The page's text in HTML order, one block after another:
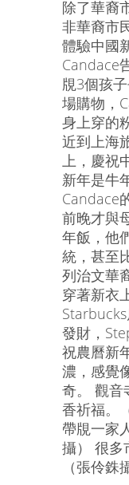
除了華裔
非華裔市
體驗中國
Candace
覑3個孩
場購物，
身上穿的
近到上海
上，慶祝
新年是牛
Candace
前晚才與
年飯，他
統，甚至
列治文華
穿著新衣
發財，
祝農曆新
濃，感覺
奇。 觀音
香祈福。
帶覑一家
攝） 很多
（張伶銖